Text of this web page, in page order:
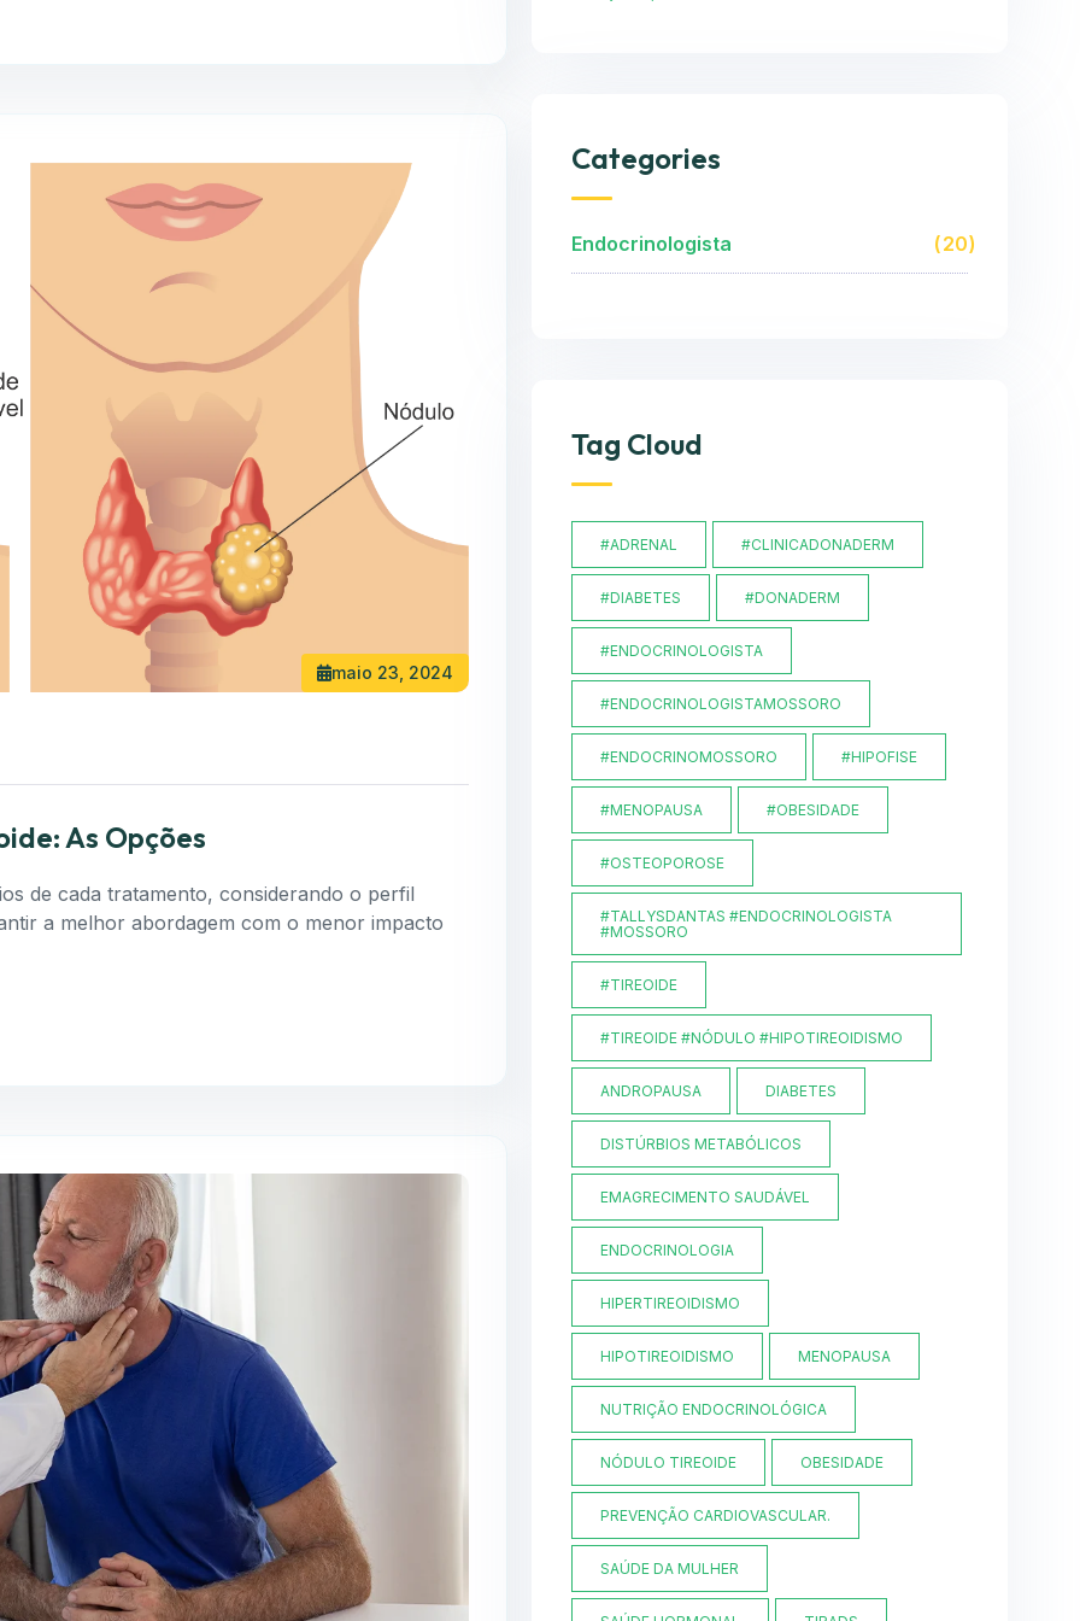
maio 23, 2024
As Opções
de cada tratamento, considerando o perfil
a melhor abordagem com o menor impacto
Categories
Endocrinologista 20
Tag Cloud
#ADRENAL #CLINICADONADERM
#DIABETES #DONADERM
#ENDOCRINOLOGISTA
#ENDOCRINOLOGISTAMOSSORO
#ENDOCRINOMOSSORO #HIPOFISE
#MENOPAUSA #OBESIDADE
#OSTEOPOROSE
#TALLYSDANTAS #ENDOCRINOLOGISTA
#MOSSORO
#TIREOIDE
#TIREOIDE #NÓDULO #HIPOTIREOIDISMO
ANDROPAUSA DIABETES
DISTÚRBIOS METABÓLICOS
EMAGRECIMENTO SAUDÁVEL
ENDOCRINOLOGIA
HIPERTIREOIDISMO
HIPOTIREOIDISMO MENOPAUSA
NUTRIÇÃO ENDOCRINOLÓGICA
NÓDULO TIREOIDE OBESIDADE
PREVENÇÃO CARDIOVASCULAR.
SAÚDE DA MULHER